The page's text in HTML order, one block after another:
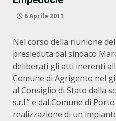
6 Aprile 2011
Nel corso della riunione
presieduta dal sindaco
deliberati gli atti inerenti
Comune di Agrigento nel
al Consiglio di Stato dalla
s.r.l.” e dal Comune di
realizzazione di un